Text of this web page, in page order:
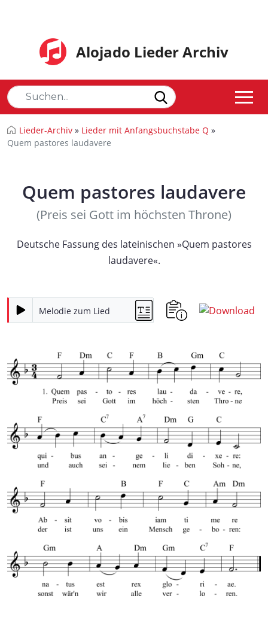
Alojado Lieder Archiv
Lieder-Archiv » Lieder mit Anfangsbuchstabe Q »
Quem pastores laudavere
Quem pastores laudavere
(Preis sei Gott im höchsten Throne)
Deutsche Fassung des lateinischen »Quem pastores
laudavere«.
Melodie zum Lied